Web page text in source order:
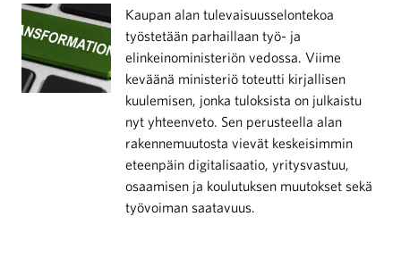
Kaupan alan tulevaisuusselontekoa
työstetään parhaillaan työ- ja
elinkeinoministeriön vedossa. Viime
keväänä ministeriö toteutti kirjallisen
kuulemisen, jonka tuloksista on julkaistu
nyt yhteenveto. Sen perusteella alan
rakennemuutosta vievät keskeisimmin
eteenpäin digitalisaatio, yritysvastuu,
osaamisen ja koulutuksen muutokset sekä
työvoiman saatavuus.